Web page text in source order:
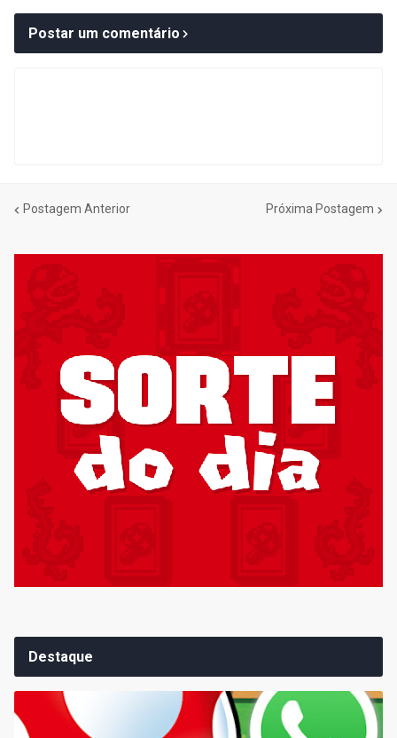
Postar um comentário
Postagem Anterior Próxima Postagem
Destaque